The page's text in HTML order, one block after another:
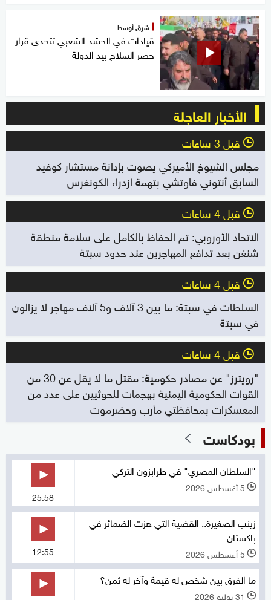
شرق أوسط
قيادات في الحشد الشعبي تتحدى قرار
حصر السلاح بيد الدولة
الأخبار العاجلة
l قبل 3 ساعات
مجلس الشيوخ الأميركي يصوت بإدانة مستشار كوفيد
السابق أنتوني فاوتشي بتهمة ازدراء الكونغرس
l قبل 4 ساعات
الاتحاد الأوروبي: تم الحفاظ بالكامل على سلامة منطقة
شنغن بعد تدافع المهاجرين عند حدود سبتة
l قبل 4 ساعات
السلطات في سبتة: ما بين 3 آلاف و5 آلاف مهاجر لا يزالون
في سبتة
l قبل 4 ساعات
"رويترز" عن مصادر حكومية: مقتل ما لا يقل عن 30 من
القوات الحكومية اليمنية بهجمات للحوثيين على عدد من
المعسكرات بمحافظتي مأرب وحضرموت
بودكاست
"السلطان المصري" في طرابزون التركي
l 5 أغسطس 2026
25:58
زينب الصغيرة.. القضية التي هزت الضمائر في
باكستان
l 5 أغسطس 2026 12:55
ما الفرق بين شخص له قيمة وآخر له ثمن؟
l 31 يوليو 2026